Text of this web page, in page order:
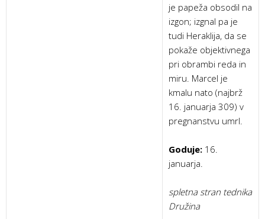
je papeža obsodil na
izgon; izgnal pa je
tudi Heraklija, da se
pokaže objektivnega
pri obrambi reda in
miru. Marcel je
kmalu nato (najbrž
16. januarja 309) v
pregnanstvu umrl.
Goduje: 16.
januarja.
spletna stran tednika
Družina